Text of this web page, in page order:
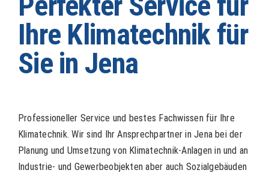
Ihre Klimatechnik für
Sie in Jena
Professioneller Service und bestes Fachwissen für Ihre
Klimatechnik. Wir sind Ihr Ansprechpartner in Jena bei der
Planung und Umsetzung von Klimatechnik-Anlagen in und an
Industrie- und Gewerbeobjekten aber auch Sozialgebäuden